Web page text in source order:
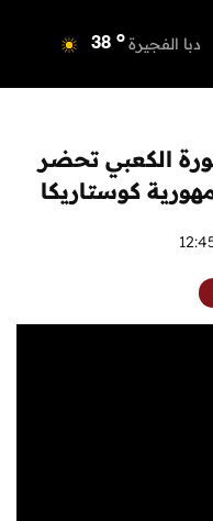
دبا الفجيرة 38 o
أم القيوين 38 o
راس الخيمةo
الفجيرة
الكعبي تحضر
كوستاريكا